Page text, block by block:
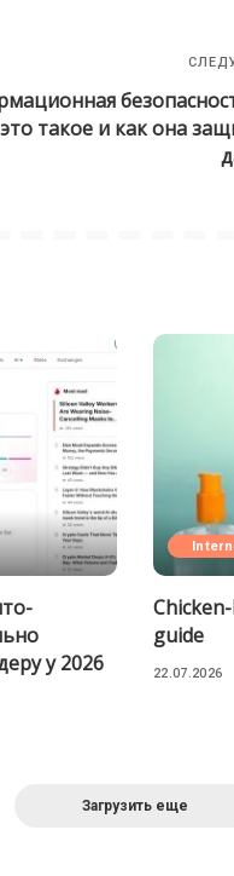
это такое и как она
у 2026
guide
22.07.2026
Загрузить еще